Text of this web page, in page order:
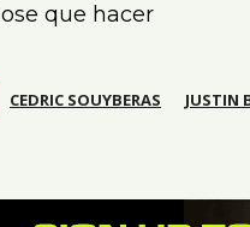
que hacer
CEDRIC SOUYBERAS JUSTIN